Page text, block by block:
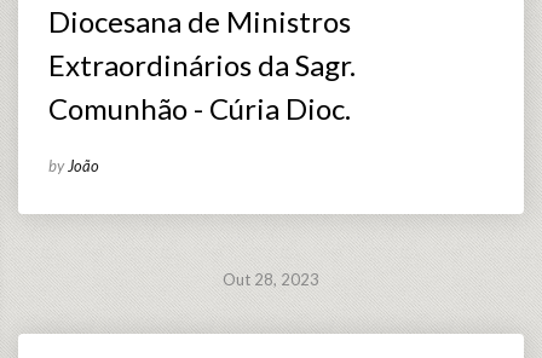
Diocesana de Ministros
Extraordinários da Sagr.
Comunhão - Cúria Dioc.
by João
Out 28, 2023